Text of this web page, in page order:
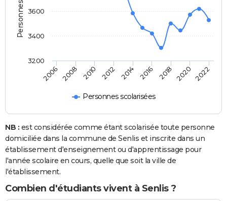
Personnes scolarisées
2006 2008 2010 2012 2014 2016 2018 2020 2022
3200
3400
3600
NB : est considérée comme étant scolarisée toute personne
domiciliée dans la commune de Senlis et inscrite dans un
établissement d'enseignement ou d'apprentissage pour
l'année scolaire en cours, quelle que soit la ville de
l'établissement.
Combien d'étudiants vivent à Senlis ?